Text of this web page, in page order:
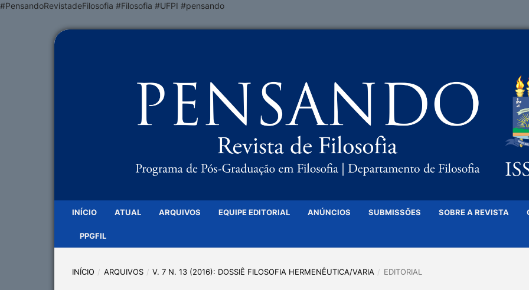
#PensandoRevistadeFilosofia #Filosofia #UFPI #pensando
INÍCIO ATUAL ARQUIVOS EQUIPE EDITORIAL ANÚNCIOS SUBMISSÕES SOBRE A REVISTA
PPGFIL
INÍCIO / ARQUIVOS / V. 7 N. 13 (2016): DOSSIÊ FILOSOFIA HERMENÊUTICA/VARIA / EDITORIAL